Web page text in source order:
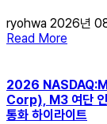
ryohwa 2026년
Read More
2026
Corp), M3 여단 인
통화 하이라이트